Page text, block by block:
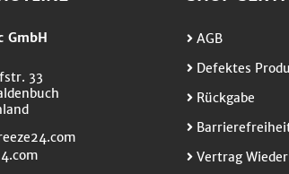
GmbH
33
AGB
Defektes
Rückgabe
Vertrag